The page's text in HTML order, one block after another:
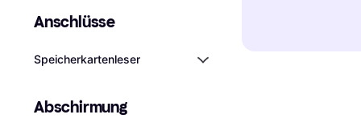
Anschlüsse
Speicherkartenleser
Abschirmung